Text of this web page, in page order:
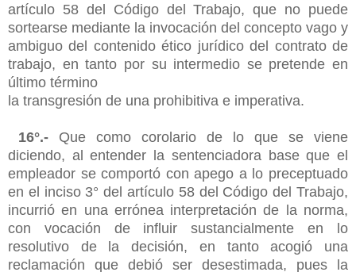
artículo 58 del Código del Trabajo, que no puede
sortearse mediante la invocación del concepto vago y
ambiguo del contenido ético jurídico del contrato de
trabajo, en tanto por su intermedio se pretende en
último término
la transgresión de una prohibitiva e imperativa.
16°.- Que como corolario de lo que se viene
diciendo, al entender la sentenciadora base que el
empleador se comportó con apego a lo preceptuado
en el inciso 3° del artículo 58 del Código del Trabajo,
incurrió en una errónea interpretación de la norma,
con vocación de influir sustancialmente en lo
resolutivo de la decisión, en tanto acogió una
reclamación que debió ser desestimada, pues la